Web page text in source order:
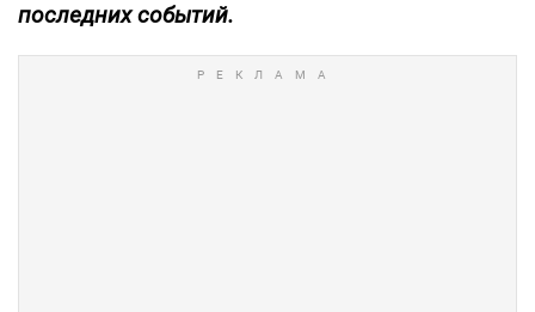
последних событий.